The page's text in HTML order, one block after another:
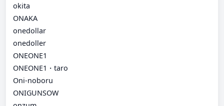
okita
ONAKA
onedollar
onedoller
ONEONE1
ONEONE1・taro
Oni-noboru
ONIGUNSOW